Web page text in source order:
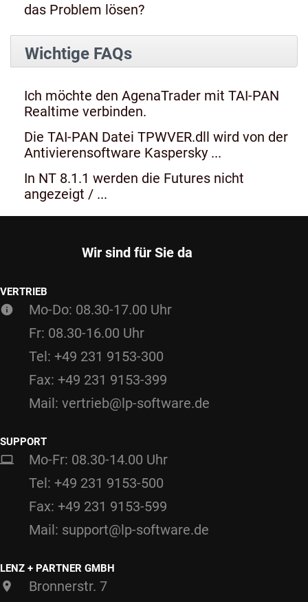
das Problem lösen?
Wichtige FAQs
Ich möchte den AgenaTrader mit TAI-PAN
Realtime verbinden.
Die TAI-PAN Datei TPWVER.dll wird von der
Antivierensoftware Kaspersky ...
In NT 8.1.1 werden die Futures nicht
angezeigt / ...
Wir sind für Sie da
VERTRIEB
Mo-Do: 08.30-17.00 Uhr
Fr: 08.30-16.00 Uhr
Tel: +49 231 9153-300
Fax: +49 231 9153-399
Mail: vertrieb@lp-software.de
SUPPORT
Mo-Fr: 08.30-14.00 Uhr
Tel: +49 231 9153-500
Fax: +49 231 9153-599
Mail: support@lp-software.de
LENZ + PARTNER GMBH
Bronnerstr. 7